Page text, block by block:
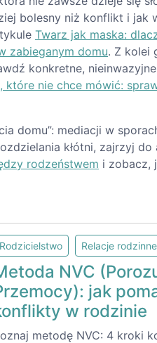
bolesny niż konflikt i jak
Twarz jak maska:
zabieganym domu. Z kolei
konkretne,
nie chce mówić:
domu”: mediacji w
kłótni, zajrzyj do
rodzeństwem i zobacz,
Rodzicielstwo Relacje rodzinne
NVC
jak
w rodzinie
metodę NVC: 4 kroki